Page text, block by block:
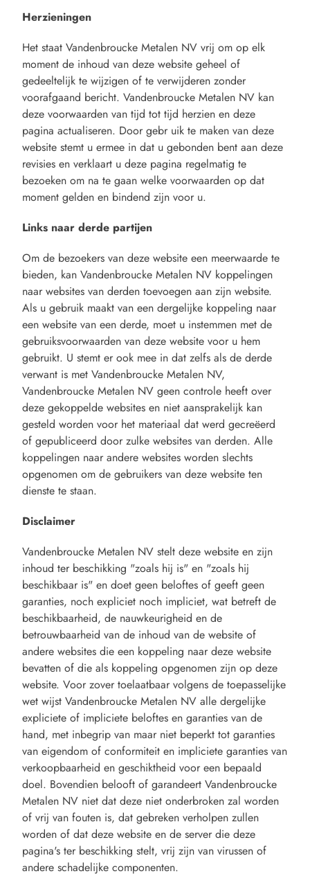
Herzieningen
Het staat Vandenbroucke Metalen NV vrij om op elk
moment de inhoud van deze website geheel of
gedeeltelijk te wijzigen of te verwijderen zonder
voorafgaand bericht. Vandenbroucke Metalen NV kan
deze voorwaarden van tijd tot tijd herzien en deze
pagina actualiseren. Door gebr uik te maken van deze
website stemt u ermee in dat u gebonden bent aan deze
revisies en verklaart u deze pagina regelmatig te
bezoeken om na te gaan welke voorwaarden op dat
moment gelden en bindend zijn voor u.
Links naar derde partijen
Om de bezoekers van deze website een meerwaarde te
bieden, kan Vandenbroucke Metalen NV koppelingen
naar websites van derden toevoegen aan zijn website.
Als u gebruik maakt van een dergelijke koppeling naar
een website van een derde, moet u instemmen met de
gebruiksvoorwaarden van deze website voor u hem
gebruikt. U stemt er ook mee in dat zelfs als de derde
verwant is met Vandenbroucke Metalen NV,
Vandenbroucke Metalen NV geen controle heeft over
deze gekoppelde websites en niet aansprakelijk kan
gesteld worden voor het materiaal dat werd gecreëerd
of gepubliceerd door zulke websites van derden. Alle
koppelingen naar andere websites worden slechts
opgenomen om de gebruikers van deze website ten
dienste te staan.
Disclaimer
Vandenbroucke Metalen NV stelt deze website en zijn
inhoud ter beschikking "zoals hij is" en "zoals hij
beschikbaar is" en doet geen beloftes of geeft geen
garanties, noch expliciet noch impliciet, wat betreft de
beschikbaarheid, de nauwkeurigheid en de
betrouwbaarheid van de inhoud van de website of
andere websites die een koppeling naar deze website
bevatten of die als koppeling opgenomen zijn op deze
website. Voor zover toelaatbaar volgens de toepasselijke
wet wijst Vandenbroucke Metalen NV alle dergelijke
expliciete of impliciete beloftes en garanties van de
hand, met inbegrip van maar niet beperkt tot garanties
van eigendom of conformiteit en impliciete garanties van
verkoopbaarheid en geschiktheid voor een bepaald
doel. Bovendien belooft of garandeert Vandenbroucke
Metalen NV niet dat deze niet onderbroken zal worden
of vrij van fouten is, dat gebreken verholpen zullen
worden of dat deze website en de server die deze
pagina's ter beschikking stelt, vrij zijn van virussen of
andere schadelijke componenten.